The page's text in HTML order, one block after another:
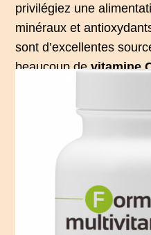
privilégiez une
minéraux et
sont d’excellentes
beaucoup devitamine
quotidienne de 1000